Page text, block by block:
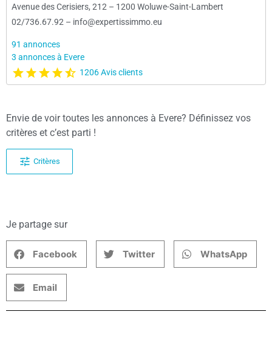
Avenue des Cerisiers, 212 – 1200 Woluwe-Saint-Lambert
02/736.67.92 – info@expertissimmo.eu
91 annonces
3 annonces à Evere
1206 Avis clients
Envie de voir toutes les annonces à Evere? Définissez vos
critères et c’est parti !
Critères
Je partage sur
Facebook Twitter WhatsApp
Email